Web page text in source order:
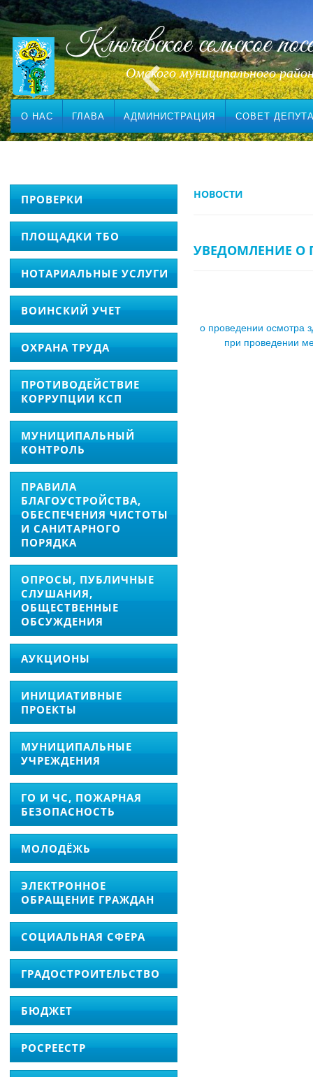
Ключевское сельское
Омского муниципального
О НАС ГЛАВА АДМИНИСТРАЦИЯ СОВЕТ
ПРОВЕРКИ
ПЛОЩАДКИ ТБО
НОТАРИАЛЬНЫЕ УСЛУГИ
ВОИНСКИЙ УЧЕТ
ОХРАНА ТРУДА
ПРОТИВОДЕЙСТВИЕ
КОРРУПЦИИ КСП
МУНИЦИПАЛЬНЫЙ
КОНТРОЛЬ
ПРАВИЛА
БЛАГОУСТРОЙСТВА,
ОБЕСПЕЧЕНИЯ ЧИСТОТЫ
И САНИТАРНОГО
ПОРЯДКА
ОПРОСЫ, ПУБЛИЧНЫЕ
СЛУШАНИЯ,
ОБЩЕСТВЕННЫЕ
ОБСУЖДЕНИЯ
АУКЦИОНЫ
ИНИЦИАТИВНЫЕ
ПРОЕКТЫ
МУНИЦИПАЛЬНЫЕ
УЧРЕЖДЕНИЯ
ГО И ЧС, ПОЖАРНАЯ
БЕЗОПАСНОСТЬ
МОЛОДЁЖЬ
ЭЛЕКТРОННОЕ
ОБРАЩЕНИЕ ГРАЖДАН
СОЦИАЛЬНАЯ СФЕРА
ГРАДОСТРОИТЕЛЬСТВО
БЮДЖЕТ
РОСРЕЕСТР
НОВОСТИ
УВЕДОМЛЕНИЕ О
о проведении осмотра
при проведении